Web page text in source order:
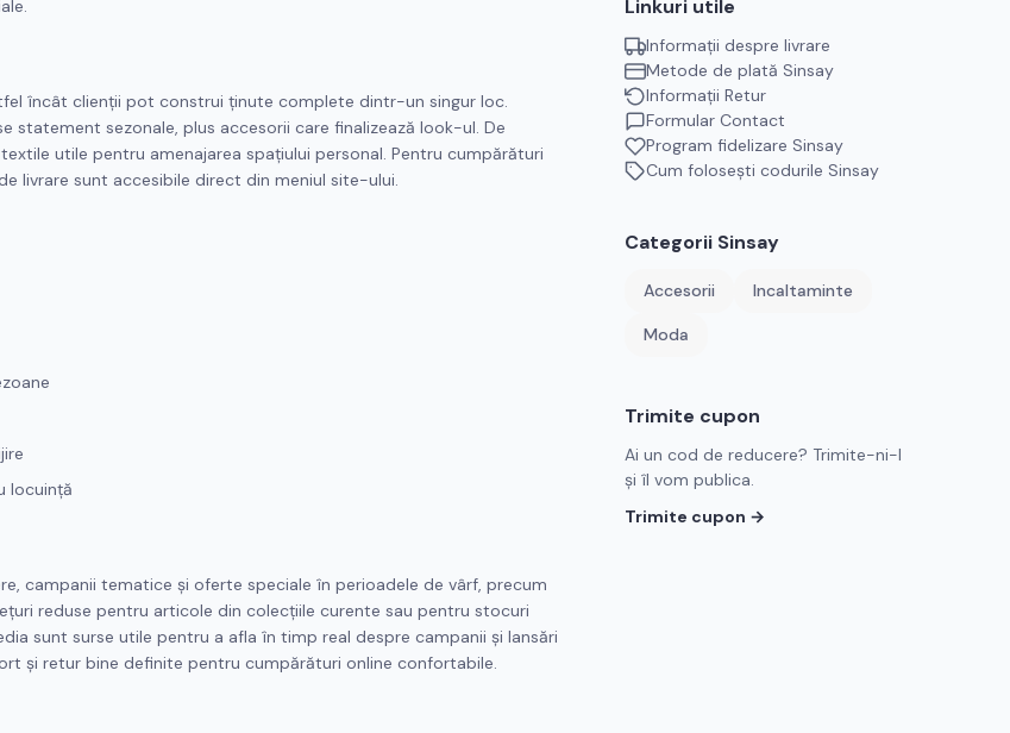
încât clienții pot construi ținute complete dintr-un singur loc.
sezonale, plus accesorii care finalizează look-ul. De
utile pentru amenajarea spațiului personal. Pentru cumpărături
livrare sunt accesibile direct din meniul site-ului.
locuință
campanii tematice și oferte speciale în perioadele de vârf, precum
reduse pentru articole din colecțiile curente sau pentru stocuri
sunt surse utile pentru a afla în timp real despre campanii și lansări
și retur bine definite pentru cumpărături online confortabile.
Linkuri utile
Informații despre livrare
Metode de plată Sinsay
Informații Retur
Formular Contact
Program fidelizare Sinsay
Cum folosești codurile Sinsay
Categorii Sinsay
Accesorii Incaltaminte
Moda
Trimite cupon
Ai un cod de reducere? Trimite-ni-l
și îl vom publica.
Trimite cupon →